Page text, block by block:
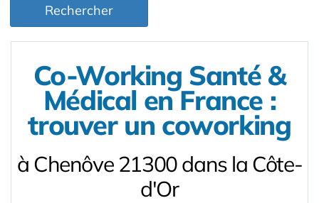
Rechercher
Co-Working Santé &
Médical en France :
trouver un coworking
à Chenôve 21300 dans la Côte-
d'Or